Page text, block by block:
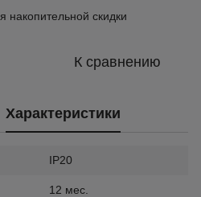
накопительной скидки
К сравнению
Характеристики
IP20
12 мес.